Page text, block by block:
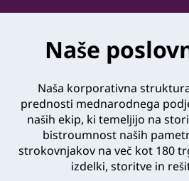
Naše
Naša korporativna
prednosti mednarodnega
naših ekip, ki temeljijo na
bistroumnost naših
strokovnjakov na več kot 180
izdelki, storitve in